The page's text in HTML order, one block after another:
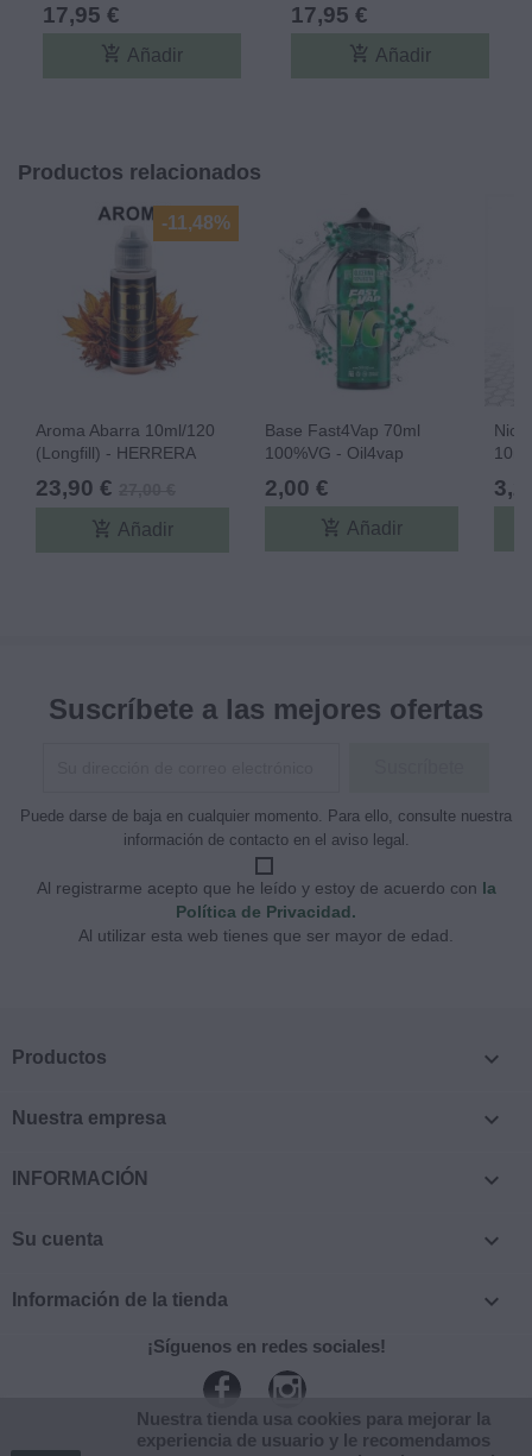
17,95 €
add_shopping_cart Añadir
17,95 €
add_shopping_cart Añadir
Productos relacionados
Aroma Abarra 10ml/120
(Longfill) - HERRERA
23,90 €
add_shopping_cart Añadir
-11,48%
Base Fast4Vap 70ml
100%VG - Oil4vap
2,00 €
add_shopping_cart Añadir
Suscríbete a las mejores ofertas
Puede darse de baja en cualquier momento. Para ello, consulte nuestra
información de contacto en el aviso legal.
Al registrarme acepto que he leído y estoy de acuerdo con la
Política de Privacidad.
Al utilizar esta web tienes que ser mayor de edad.
Productos 
Nuestra empresa 
INFORMACIÓN 
Su cuenta 
Información de la tienda 
¡Síguenos en redes sociales!
Facebook
Nuestra tienda usa cookies para mejorar la
experiencia de usuario y le recomendamos